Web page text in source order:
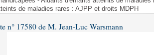
de maladies rares : AJPP et droits MDPH
n° 17580 de M. Jean-Luc Warsmann